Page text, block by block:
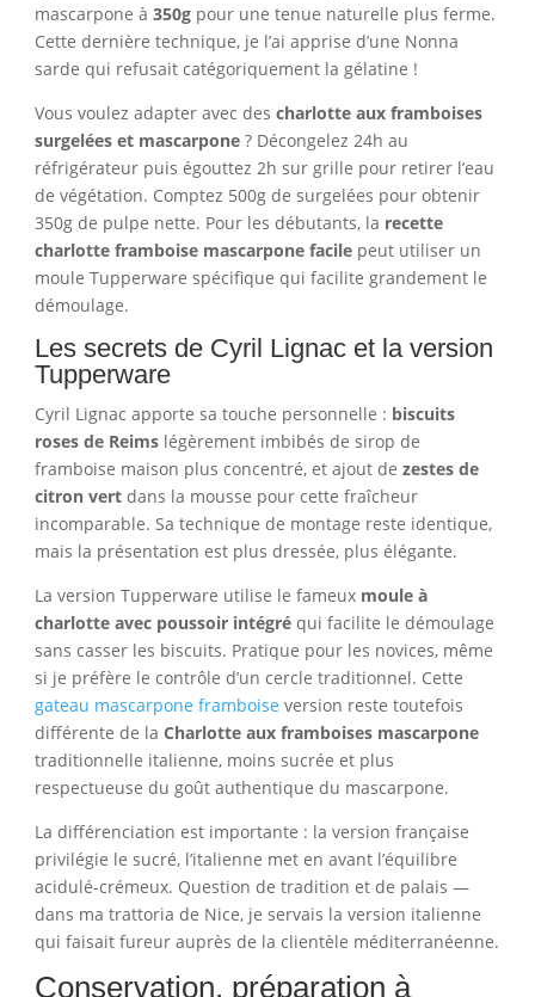
mascarpone à 350gpour une tenue naturelle plus ferme.
Cette dernière technique, je l’ai apprise d’une Nonna
sarde qui refusait catégoriquement la gélatine !
Vous voulez adapter avec des charlotte aux framboises
surgelées et mascarpone? Décongelez 24h au
réfrigérateur puis égouttez 2h sur grille pour retirer l’eau
de végétation. Comptez 500g de surgelées pour obtenir
350g de pulpe nette. Pour les débutants, la recette
charlotte framboise mascarpone facilepeut utiliser un
moule Tupperware spécifique qui facilite grandement le
démoulage.
Les secrets de Cyril Lignac et la version
Tupperware
Cyril Lignac apporte sa touche personnelle : biscuits
roses de Reimslégèrement imbibés de sirop de
framboise maison plus concentré, et ajout de zestes de
citron vertdans la mousse pour cette fraîcheur
incomparable. Sa technique de montage reste identique,
mais la présentation est plus dressée, plus élégante.
La version Tupperware utilise le fameux moule à
charlotte avec poussoir intégréqui facilite le démoulage
sans casser les biscuits. Pratique pour les novices, même
si je préfère le contrôle d’un cercle traditionnel. Cette
gateau mascarpone framboise version reste toutefois
différente de la Charlotte aux framboises mascarpone
traditionnelle italienne, moins sucrée et plus
respectueuse du goût authentique du mascarpone.
La différenciation est importante : la version française
privilégie le sucré, l’italienne met en avant l’équilibre
acidulé-crémeux. Question de tradition et de palais —
dans ma trattoria de Nice, je servais la version italienne
qui faisait fureur auprès de la clientèle méditerranéenne.
Conservation, préparation à